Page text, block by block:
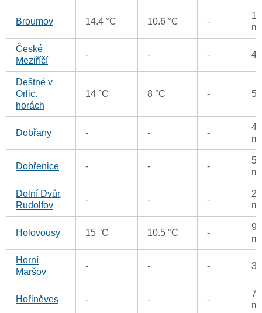
Broumov 14.4 °C 10.6 °C -
České
Meziříčí
- - -
Deštné v
Orlic.
horách
14 °C 8 °C -
Dobřany - - -
Dobřenice - - -
Dolní Dvůr,
Rudolfov
- - -
Holovousy 15 °C 10.5 °C -
Horní
Maršov
- - -
Hořiněves - - -